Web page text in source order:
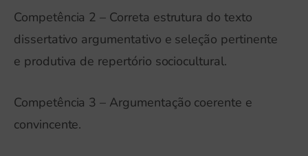
Competência 2 – Correta estrutura do texto
dissertativo argumentativo e seleção pertinente
e produtiva de repertório sociocultural.
Competência 3 – Argumentação coerente e
convincente.